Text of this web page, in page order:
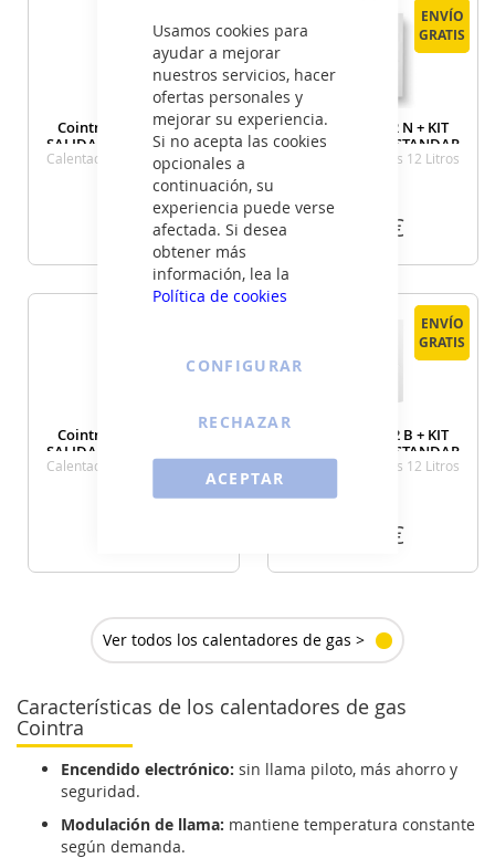
Cerrar
Usamos cookies para
ayudar a mejorar
nuestros servicios, hacer
ofertas personales y
mejorar su experiencia.
Si no acepta las cookies
opcionales a
continuación, su
experiencia puede verse
afectada. Si desea
obtener más
información, lea la
Política de cookies
ACEPTAR
CONFIGURAR
RECHAZAR
GRATIS
GRATIS
Cointra CETI 10 N + KIT
SALIDA GASES ESTANDAR
Calentador De Gas 10 Litros
VER DETALLE
399
€
ENVÍO
GRATIS
ENVÍO
GRATIS
Cointra CETI 12 N + KIT
SALIDA GASES ESTANDAR
Calentador De Gas 12 Litros
419€
Cointra CETI 10 B + KIT
SALIDA GASES ESTANDAR
Calentador De Gas 10 Litros
ENVÍO
GRATIS
ENVÍO
GRATIS
Cointra CETI 12 B + KIT
SALIDA GASES ESTANDAR
Calentador De Gas 12 Litros
799€
Ver todos los calentadores de gas >
Características de los calentadores de gas
Cointra
Encendido electrónico: sin llama piloto, más ahorro y
seguridad.
Modulación de llama: mantiene temperatura constante
según demanda.